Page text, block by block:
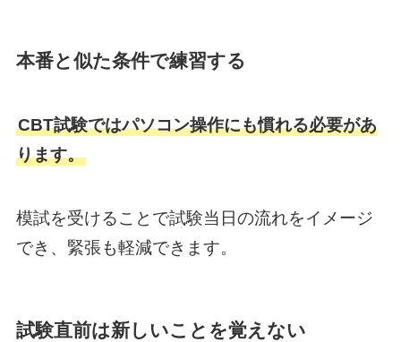
本番と似た条件で練習する
CBT試験ではパソコン操作にも慣れる必要があ
ります。
模試を受けることで試験当日の流れをイメージ
でき、緊張も軽減できます。
試験直前は新しいことを覚えない